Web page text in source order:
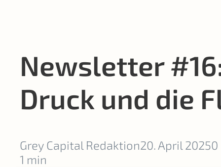
Newsletter
Druck und die
Grey Capital Redaktion20. April 20250
1 min